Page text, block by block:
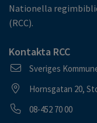
Nationella
(RCC).
Kontakta RCC
Postadress
Sveriges
Besöksadress
Hornsgatan 20,
Telefonnummer
08-452 70 00